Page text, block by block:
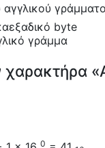
byte
γράμμα
χαρακτήρα
0